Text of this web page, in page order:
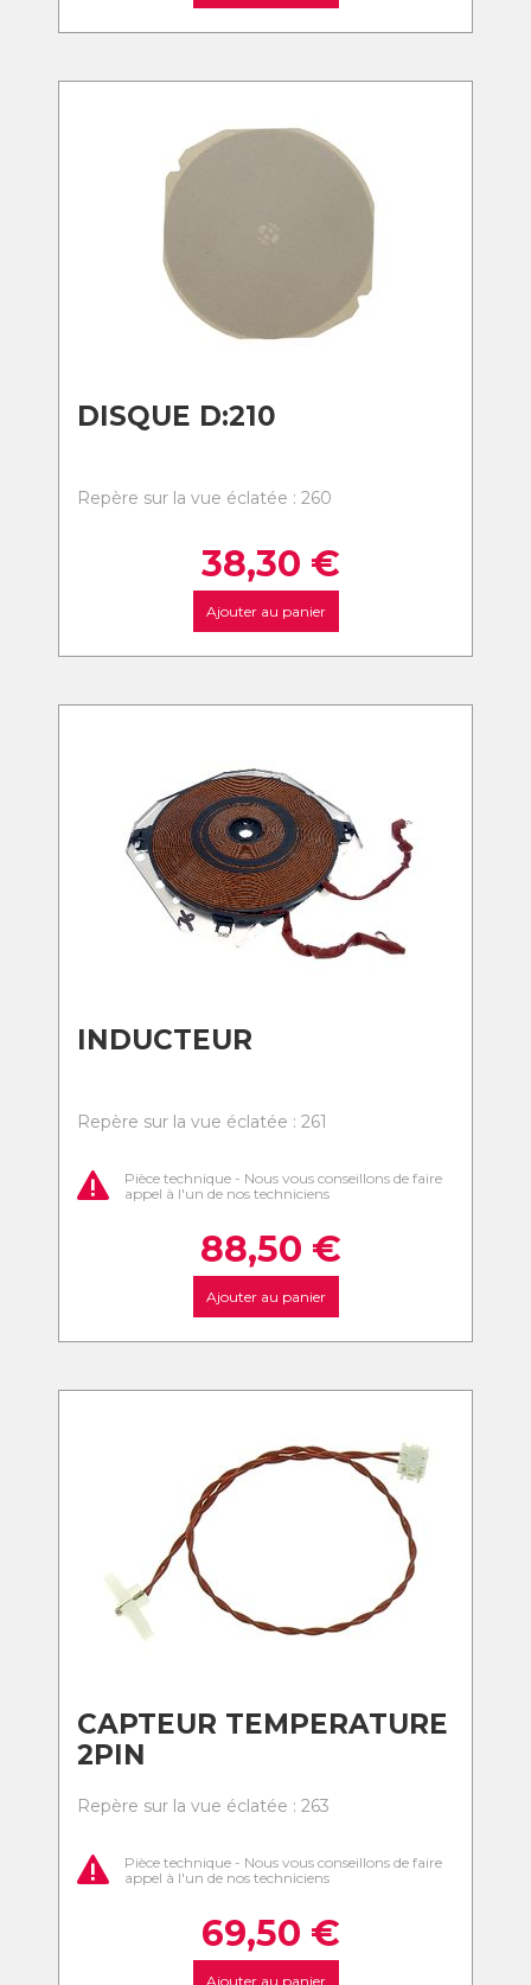
DISQUE D:210
Repère sur la vue éclatée : 260
38,30 €
Ajouter au panier
INDUCTEUR
Repère sur la vue éclatée : 261
Pièce technique - Nous vous conseillons de faire
appel à l'un de nos techniciens
88,50 €
Ajouter au panier
CAPTEUR TEMPERATURE
2PIN
Repère sur la vue éclatée : 263
Pièce technique - Nous vous conseillons de faire
appel à l'un de nos techniciens
69,50 €
Ajouter au panier